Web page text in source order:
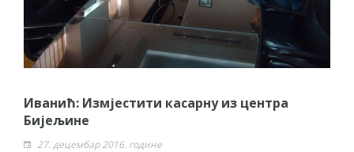
Иванић: Измјестити касарну из центра
Бијељине
27. децембар 2016. године